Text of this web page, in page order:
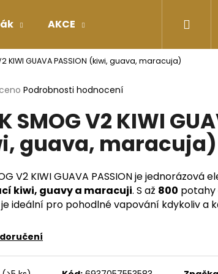
AKCE Doplňky stravy
KIWI GUAVA PASSION (kiwi, guava, maracuja)
Podrobnosti hodnocení
SMOG V2 KIWI
guava, maracuja)
V2 KIWI GUAVA PASSION je
kiwi, guavy a maracuji. S až 800
je ideální pro pohodlné vapování kdykoliv a